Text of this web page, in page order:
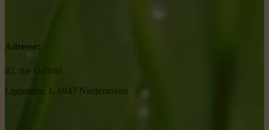
Adresse:
42, rue Gabriel
Lippmann, L-6947 Niederanven